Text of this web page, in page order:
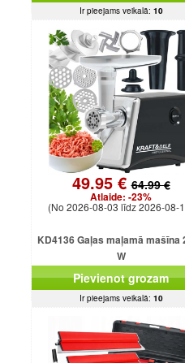
Ir pieejams veikalā: 10
49.95 €64.99 €
Atlaide: -23%
(No 2026-08-03 līdz 2026-08-
KD4136 Gaļas maļamā mašīna
W
Pievienot grozam
Ir pieejams veikalā: 10